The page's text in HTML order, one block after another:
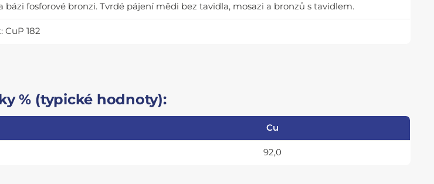
bázi fosforové bronzi. Tvrdé pájení mědi bez tavidla, mosazi a bronzů s tavidlem.
CuP 182
% (typické hodnoty):
Cu
92,0